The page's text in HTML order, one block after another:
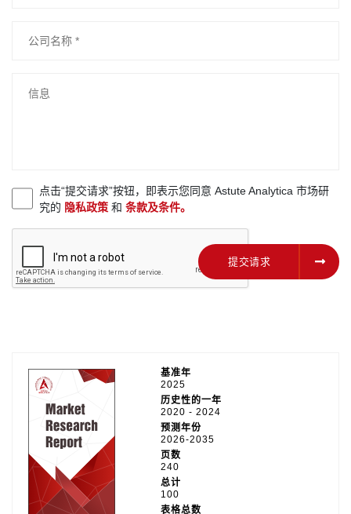
点击“提交请求”按钮，即表示您同意 Astute Analytica 市场研
究的 隐私政策 和条款及条件。
提交请求
基准年
2025
历史性的一年
2020 - 2024
预测年份
2026-2035
页数
240
总计
100
表格总数